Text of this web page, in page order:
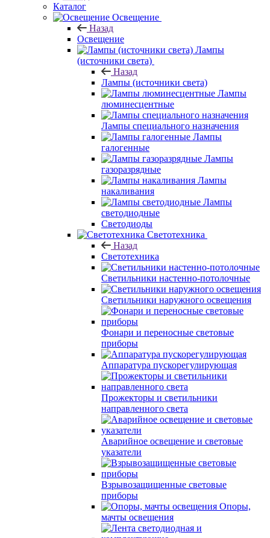
Каталог
Освещение
Назад
Освещение
Лампы
(источники света)
Назад
Лампы (источники света)
Лампы
люминесцентные
Лампы специального назначения
Лампы
галогенные
Лампы
газоразрядные
Лампы
накаливания
Лампы
светодиодные
Светодиоды
Светотехника
Назад
Светотехника
Светильники настенно-потолочные
Светильники наружного освещения
Фонари и переносные световые
приборы
Аппаратура пускорегулирующая
Прожекторы и светильники
направленного света
Аварийное освещение и световые
указатели
Взрывозащищенные световые
приборы
Опоры,
мачты освещения